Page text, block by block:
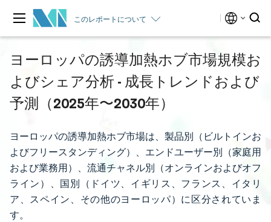
このレポートについて
ヨーロッパの誘導加熱ホブ市場規模お
よびシェア分析 - 成長トレンドおよび
予測（2025年〜2030年）
ヨーロッパの誘導加熱ホブ市場は、製品別（ビルトインお
よびフリースタンディング）、エンドユーザー別（家庭用
および業務用）、流通チャネル別（オンラインおよびオフ
ライン）、国別（ドイツ、イギリス、フランス、イタリ
ア、スペイン、その他のヨーロッパ）に区分されていま
す。